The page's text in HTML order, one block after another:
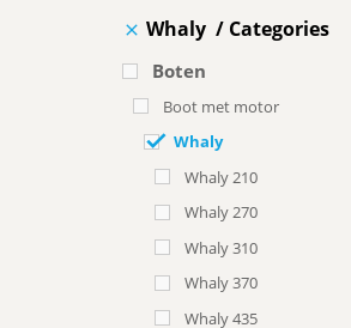
Whaly Categories
Boten
Boot met motor
Whaly
Whaly 210
Whaly 270
Whaly 310
Whaly 370
Whaly 435